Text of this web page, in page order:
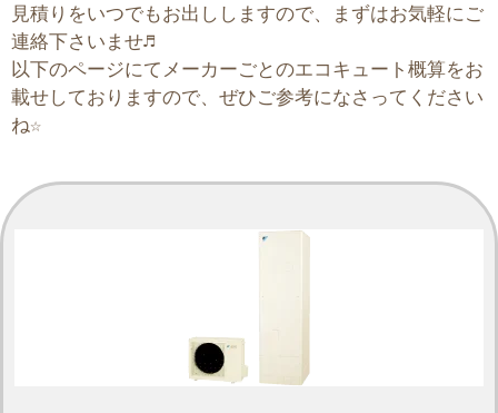
見積りをいつでもお出ししますので、まずはお気軽にご
連絡下さいませ♬
以下のページにてメーカーごとのエコキュート概算をお
載せしておりますので、ぜひご参考になさってください
ね☆